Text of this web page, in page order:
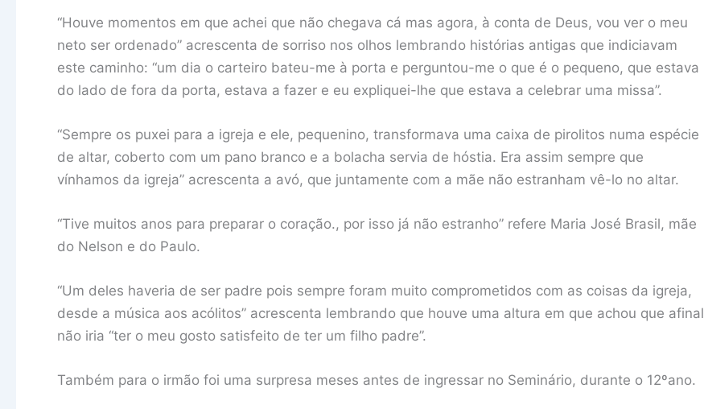
“Houve momentos em que achei que não chegava cá mas agora, à conta de Deus, vou ver o meu
neto ser ordenado” acrescenta de sorriso nos olhos lembrando histórias antigas que indiciavam
este caminho: “um dia o carteiro bateu-me à porta e perguntou-me o que é o pequeno, que estava
do lado de fora da porta, estava a fazer e eu expliquei-lhe que estava a celebrar uma missa”.
“Sempre os puxei para a igreja e ele, pequenino, transformava uma caixa de pirolitos numa espécie
de altar, coberto com um pano branco e a bolacha servia de hóstia. Era assim sempre que
vínhamos da igreja” acrescenta a avó, que juntamente com a mãe não estranham vê-lo no altar.
“Tive muitos anos para preparar o coração., por isso já não estranho” refere Maria José Brasil, mãe
do Nelson e do Paulo.
“Um deles haveria de ser padre pois sempre foram muito comprometidos com as coisas da igreja,
desde a música aos acólitos” acrescenta lembrando que houve uma altura em que achou que afinal
não iria “ter o meu gosto satisfeito de ter um filho padre”.
Também para o irmão foi uma surpresa meses antes de ingressar no Seminário, durante o 12ºano.